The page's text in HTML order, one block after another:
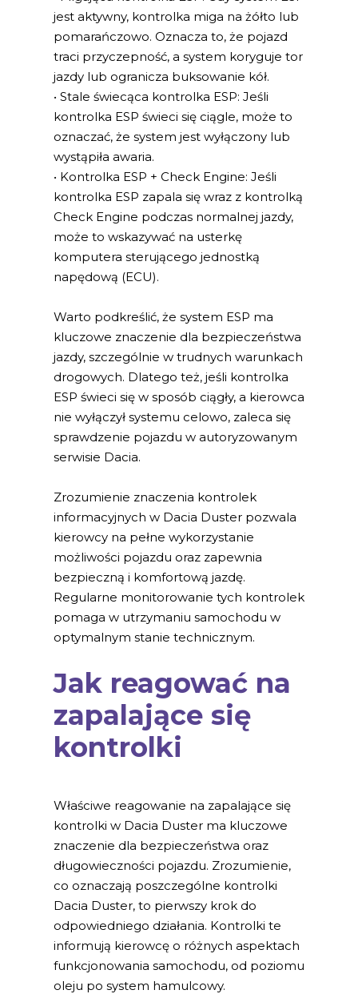
jest aktywny, kontrolka miga na żółto lub
pomarańczowo. Oznacza to, że pojazd
traci przyczepność, a system koryguje tor
jazdy lub ogranicza buksowanie kół.
• Stale świecąca kontrolka ESP: Jeśli
kontrolka ESP świeci się ciągle, może to
oznaczać, że system jest wyłączony lub
wystąpiła awaria.
• Kontrolka ESP + Check Engine: Jeśli
kontrolka ESP zapala się wraz z kontrolką
Check Engine podczas normalnej jazdy,
może to wskazywać na usterkę
komputera sterującego jednostką
napędową (ECU).
Warto podkreślić, że system ESP ma
kluczowe znaczenie dla bezpieczeństwa
jazdy, szczególnie w trudnych warunkach
drogowych. Dlatego też, jeśli kontrolka
ESP świeci się w sposób ciągły, a kierowca
nie wyłączył systemu celowo, zaleca się
sprawdzenie pojazdu w autoryzowanym
serwisie Dacia.
Zrozumienie znaczenia kontrolek
informacyjnych w Dacia Duster pozwala
kierowcy na pełne wykorzystanie
możliwości pojazdu oraz zapewnia
bezpieczną i komfortową jazdę.
Regularne monitorowanie tych kontrolek
pomaga w utrzymaniu samochodu w
optymalnym stanie technicznym.
Jak reagować na
zapalające się
kontrolki
Właściwe reagowanie na zapalające się
kontrolki w Dacia Duster ma kluczowe
znaczenie dla bezpieczeństwa oraz
długowieczności pojazdu. Zrozumienie,
co oznaczają poszczególne kontrolki
Dacia Duster, to pierwszy krok do
odpowiedniego działania. Kontrolki te
informują kierowcę o różnych aspektach
funkcjonowania samochodu, od poziomu
oleju po system hamulcowy.